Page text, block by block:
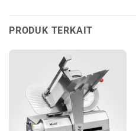
PRODUK TERKAIT